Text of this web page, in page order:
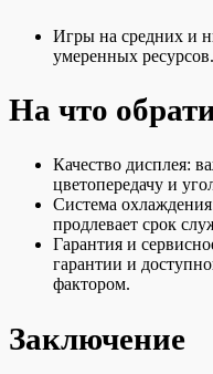
Игры на средних и
умеренных ресурсов.
На что
Качество дисплея:
цветопередачу и
Система
продлевает срок
Гарантия и
гарантии и
фактором.
Заключение